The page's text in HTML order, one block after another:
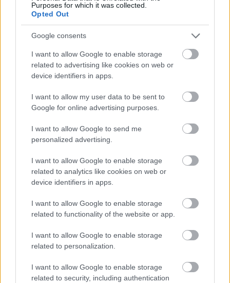
Purposes for which it was collected.
Opted Out
Google consents
I want to allow Google to enable storage
related to advertising like cookies on web or
device identifiers in apps.
I want to allow my user data to be sent to
Google for online advertising purposes.
I want to allow Google to send me
personalized advertising.
I want to allow Google to enable storage
related to analytics like cookies on web or
device identifiers in apps.
I want to allow Google to enable storage
related to functionality of the website or app.
I want to allow Google to enable storage
related to personalization.
I want to allow Google to enable storage
related to security, including authentication
tetőcserép
Tetőépítés -és felújítás? Legyen tudatos a
költségtervezésben!